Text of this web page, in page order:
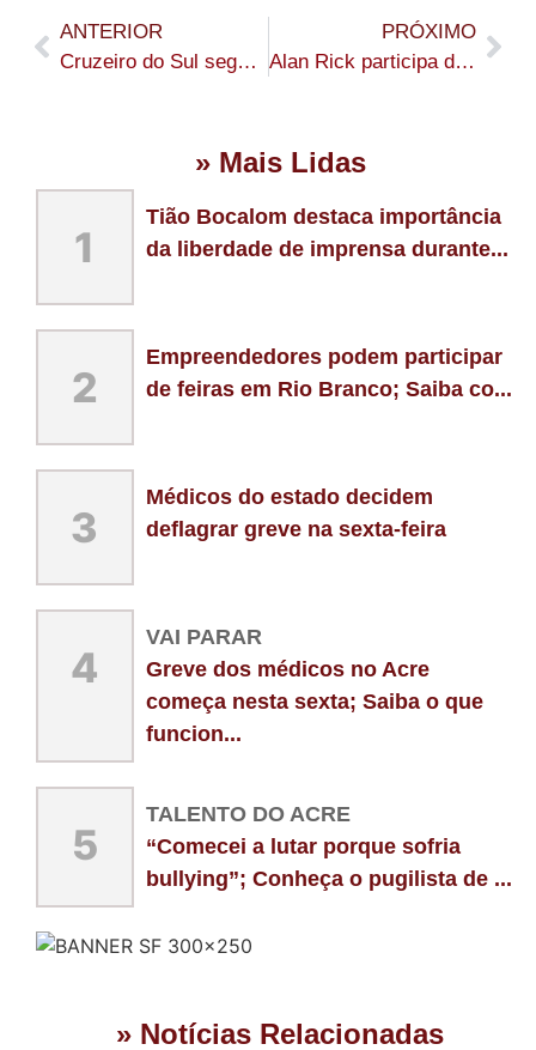
ANTERIOR
Cruzeiro do Sul segue com recuperação do Ramal Badejo de Cima e garante acesso para produtores rurais
PRÓXIMO
Alan Rick participa de reunião com presidentes nacionais do Republicanos e do PL para discutir cenário político do Acre
» Mais Lidas
1
Tião Bocalom destaca importância
da liberdade de imprensa durante...
2
Empreendedores podem participar
de feiras em Rio Branco; Saiba co...
3
Médicos do estado decidem
deflagrar greve na sexta-feira
4
VAI PARAR
Greve dos médicos no Acre
começa nesta sexta; Saiba o que
funcion...
5
TALENTO DO ACRE
“Comecei a lutar porque sofria
bullying”; Conheça o pugilista de ...
» Notícias Relacionadas